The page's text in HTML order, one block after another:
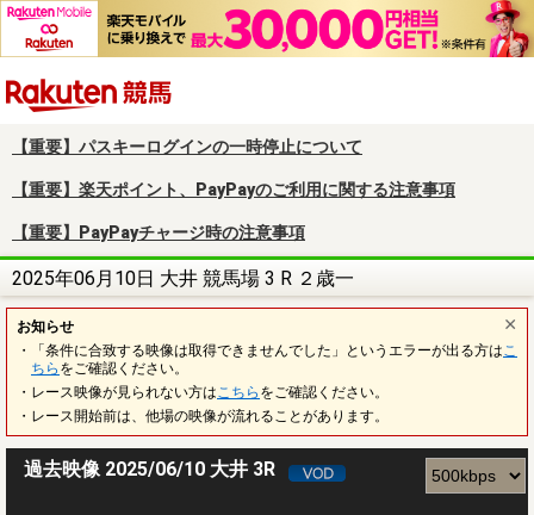
【重要】パスキーログインの一時停止について
【重要】楽天ポイント、PayPayのご利用に関する注意事項
【重要】PayPayチャージ時の注意事項
2025年06月10日 大井 競馬場 3 R ２歳一
お知らせ
・「条件に合致する映像は取得できませんでした」というエラーが出る方は こ
ちら をご確認ください。
・レース映像が見られない方は こちら をご確認ください。
・レース開始前は、他場の映像が流れることがあります。
過去映像 2025/06/10 大井 3R